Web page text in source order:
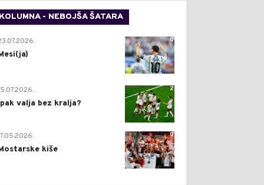
KOLUMNA - NEBOJŠA ŠATARA
0
2
valja bez kralja?
0
kiše